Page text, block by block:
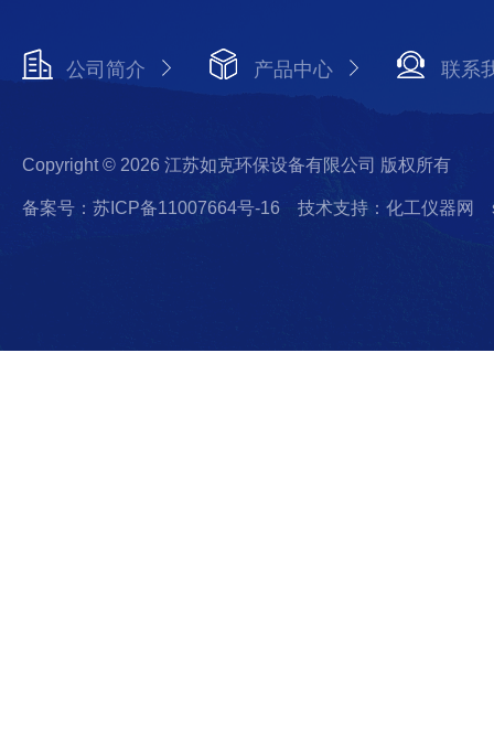
公司简介 产品中心 联系
Copyright © 2026 江苏如克环保设备有限公司 版权所有
备案号：苏ICP备11007664号-16 技术支持：化工仪器网